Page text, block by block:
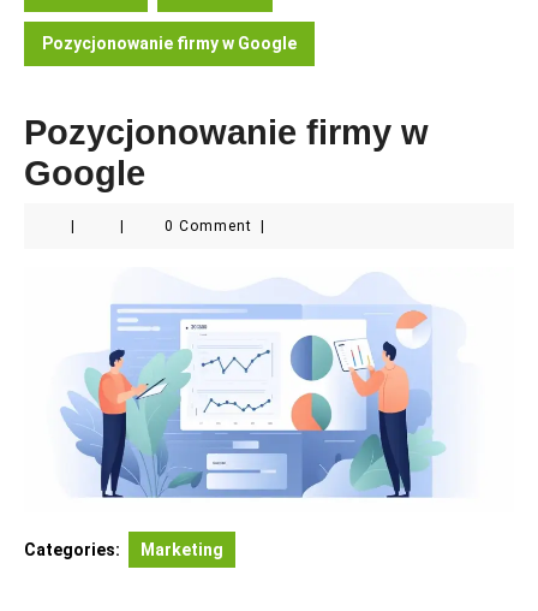
Pozycjonowanie firmy w Google
Pozycjonowanie firmy w
Google
0 Comment
Categories: Marketing